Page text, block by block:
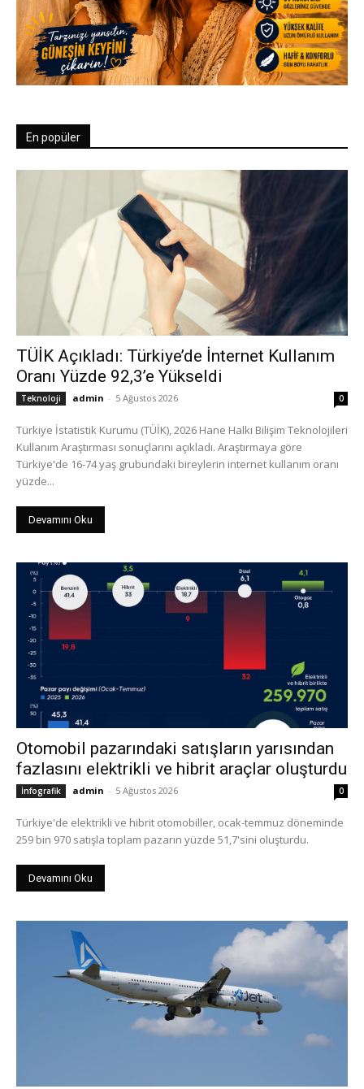
En popüler
TÜİK Açıkladı: Türkiye’de İnternet Kullanım
Oranı Yüzde 92,3’e Yükseldi
Teknoloji admin - 5 Ağustos 2026 0
Türkiye İstatistik Kurumu (TÜİK), 2026 Hane Halkı Bilişim Teknolojileri
Kullanım Araştırması sonuçlarını açıkladı. Araştırmaya göre
Türkiye'de 16-74 yaş grubundaki bireylerin internet kullanım oranı
yüzde...
Devamını Oku
Otomobil pazarındaki satışların yarısından
fazlasını elektrikli ve hibrit araçlar oluşturdu
İnfografik admin - 5 Ağustos 2026 0
Türkiye'de elektrikli ve hibrit otomobiller, ocak-temmuz döneminde
259 bin 970 satışla toplam pazarın yüzde 51,7'sini oluşturdu.
Devamını Oku